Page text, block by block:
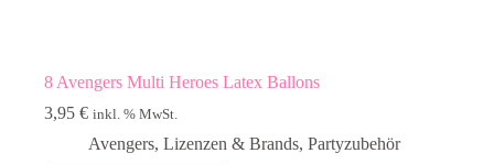
8 Avengers Multi Heroes Latex Ballons
3,95 € inkl. % MwSt.
Avengers, Lizenzen & Brands, Partyzubehör